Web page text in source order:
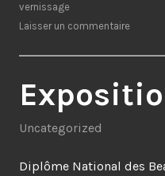
vernissage
Laisser un commentaire
Uncategorized
Diplôme National des